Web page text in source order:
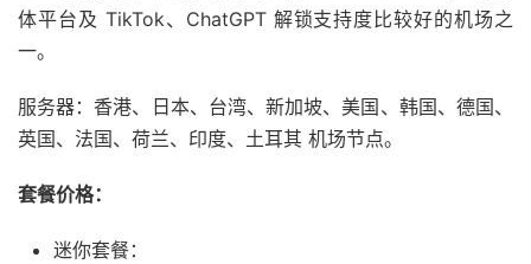
体平台及 TikTok、ChatGPT 解锁支持度比较好的机场之
一。
服务器：香港、日本、台湾、新加坡、美国、韩国、德国、
英国、法国、荷兰、印度、土耳其 机场节点。
套餐价格：
迷你套餐：